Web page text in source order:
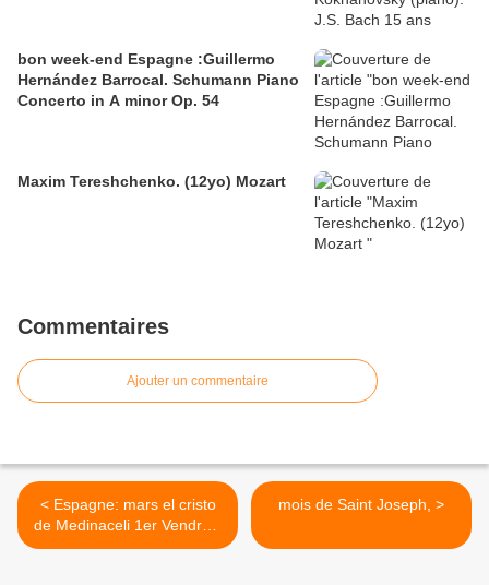
bon week-end Espagne :Guillermo
Hernández Barrocal. Schumann Piano
Concerto in A minor Op. 54
Maxim Tereshchenko. (12yo) Mozart
Commentaires
Ajouter un commentaire
< Espagne: mars el cristo
de Medinaceli 1er Vendredi
du mois.
mois de Saint Joseph, >